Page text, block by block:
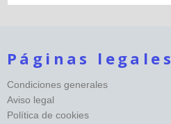
Páginas legales
Condiciones generales
Aviso legal
Política de cookies